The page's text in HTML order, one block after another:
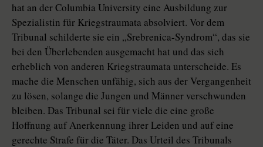
hat an der Columbia University eine Ausbildung zur
Spezialistin für Kriegstraumata absolviert. Vor dem
Tribunal schilderte sie ein „Srebrenica-Syndrom“, das sie
bei den Überlebenden ausgemacht hat und das sich
erheblich von anderen Kriegstraumata unterscheide. Es
mache die Menschen unfähig, sich aus der Vergangenheit
zu lösen, solange die Jungen und Männer verschwunden
bleiben. Das Tribunal sei für viele die eine große
Hoffnung auf Anerkennung ihrer Leiden und auf eine
gerechte Strafe für die Täter. Das Urteil des Tribunals